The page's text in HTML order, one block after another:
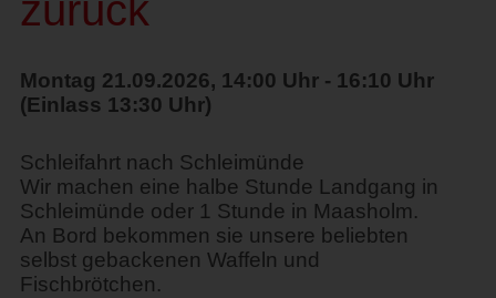
Montag 21.09.2026, 14:00 Uhr - 16:10 Uhr
(Einlass 13:30 Uhr)
Schleifahrt nach Schleimünde
Wir machen eine halbe Stunde Landgang in
Schleimünde oder 1 Stunde in Maasholm.
An Bord bekommen sie unsere beliebten
selbst gebackenen Waffeln und
Fischbrötchen.